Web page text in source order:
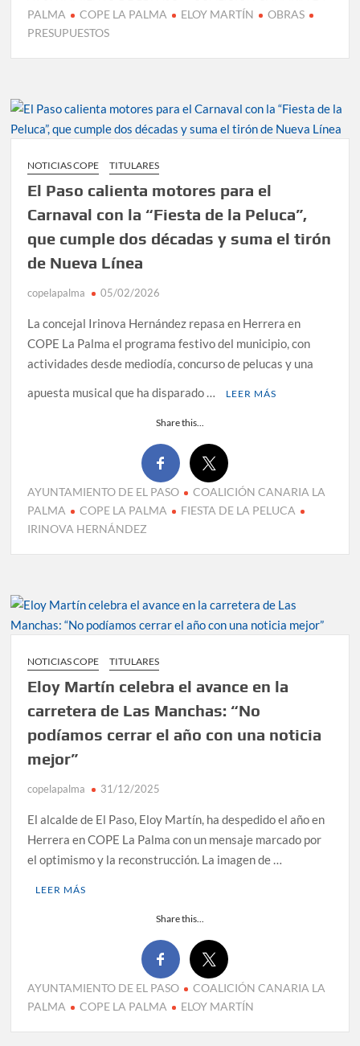
PALMA
COPE LA PALMA ELOY MARTÍN
OBRAS
PRESUPUESTOS
NOTICIAS COPE TITULARES
El Paso calienta motores para el
Carnaval con la “Fiesta de la Peluca”,
que cumple dos décadas y suma el tirón
de Nueva Línea
copelapalma 05/02/2026
La concejal Irinova Hernández repasa en Herrera en
COPE La Palma el programa festivo del municipio, con
actividades desde mediodía, concurso de pelucas y una
apuesta musical que ha disparado …
LEER MÁS
Share this...
AYUNTAMIENTO DE EL PASO
COALICIÓN CANARIA LA
PALMA
COPE LA PALMA
FIESTA DE LA PELUCA
IRINOVA HERNÁNDEZ
NOTICIAS COPE TITULARES
Eloy Martín celebra el avance en la
carretera de Las Manchas: “No
podíamos cerrar el año con una noticia
mejor”
copelapalma 31/12/2025
El alcalde de El Paso, Eloy Martín, ha despedido el año en
Herrera en COPE La Palma con un mensaje marcado por
el optimismo y la reconstrucción. La imagen de …
LEER MÁS
Share this...
AYUNTAMIENTO DE EL PASO
COALICIÓN CANARIA LA
PALMA
COPE LA PALMA ELOY MARTÍN